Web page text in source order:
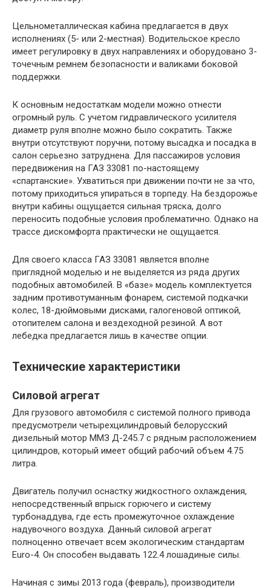
Цельнометаллическая кабина предлагается в двух
исполнениях (5- или 2-местная). Водительское кресло
имеет регулировку в двух направлениях и оборудовано 3-
точечным ремнем безопасности и валиками боковой
поддержки.
К основным недостаткам модели можно отнести
огромный руль. С учетом гидравлического усилителя
диаметр руля вполне можно было сократить. Также
внутри отсутствуют поручни, потому высадка и посадка в
салон серьезно затруднена. Для пассажиров условия
передвижения на ГАЗ 33081 по-настоящему
«спартанские». Ухватиться при движении почти не за что,
потому приходиться упираться в торпеду. На бездорожье
внутри кабины ощущается сильная тряска, долго
переносить подобные условия проблематично. Однако на
трассе дискомфорта практически не ощущается.
Для своего класса ГАЗ 33081 является вполне
приглядной моделью и не выделяется из ряда других
подобных автомобилей. В «базе» модель комплектуется
задним противотуманным фонарем, системой подкачки
колес, 18-дюймовыми дисками, галогеновой оптикой,
отопителем салона и вездеходной резиной. А вот
лебедка предлагается лишь в качестве опции.
Технические характеристики
Силовой агрегат
Для грузового автомобиля с системой полного привода
предусмотрели четырехцилиндровый белорусский
дизельный мотор ММЗ Д-245.7 с рядным расположением
цилиндров, который имеет общий рабочий объем 4.75
литра.
Двигатель получил оснастку жидкостного охлаждения,
непосредственный впрыск горючего и систему
турбонаддува, где есть промежуточное охлаждение
надувочного воздуха. Данный силовой агрегат
полноценно отвечает всем экологическим стандартам
Euro-4. Он способен выдавать 122.4 лошадиные силы.
Начиная с зимы 2013 года (февраль), производители